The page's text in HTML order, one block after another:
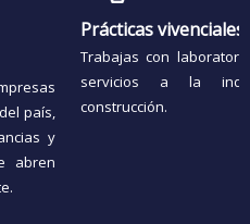
país,
y
abren
Prácticas vivenciales
Trabajas con
servicios a la
construcción.